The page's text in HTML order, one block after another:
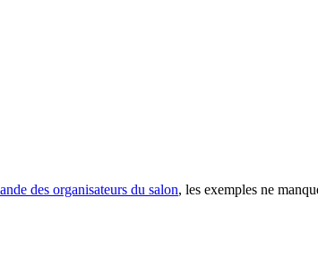
des organisateurs du salon, les exemples ne